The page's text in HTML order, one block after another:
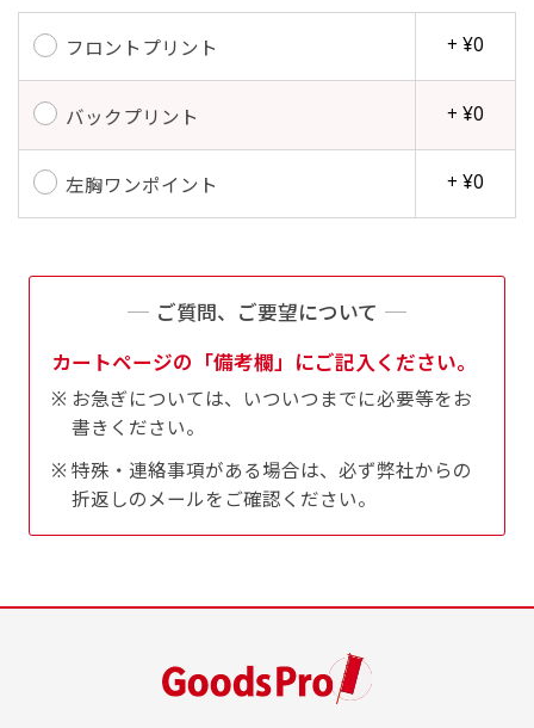
フロントプリント + ¥0
バックプリント + ¥0
左胸ワンポイント + ¥0
ご質問、ご要望について
カートページの「備考欄」にご記入ください。
お急ぎについては、いついつまでに必要等をお
書きください。
特殊・連絡事項がある場合は、必ず弊社からの
折返しのメールをご確認ください。